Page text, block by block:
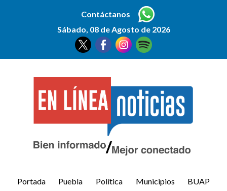
Contáctanos
Sábado, 08 de Agosto de 2026
Portada Puebla Política Municipios
BUAP